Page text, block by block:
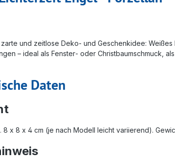
und zeitlose Deko‑ und Geschenkidee:
– ideal als Fenster‑ oder Christbaumschmuck,
Daten
x 8 x 4 cm (je nach Modell leicht variierend).